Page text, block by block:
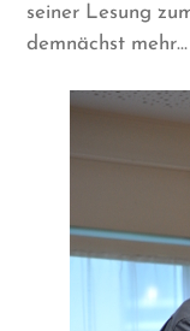
seiner Lesung
demnächst mehr…